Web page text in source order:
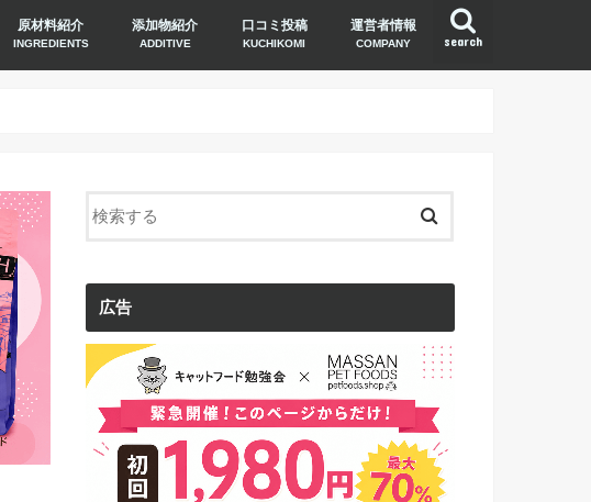
search
原材料紹介
INGREDIENTS
添加物紹介
ADDITIVE
口コミ投稿
KUCHIKOMI
運営者情報
COMPANY
広告